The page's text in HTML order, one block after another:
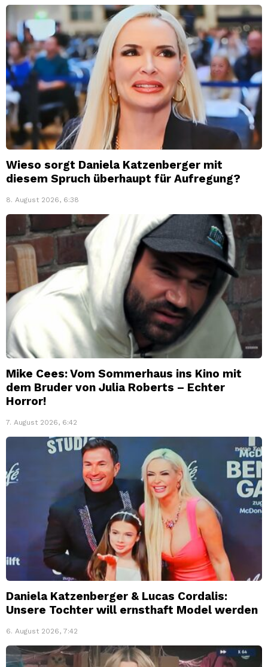
Wieso sorgt Daniela Katzenberger mit
diesem Spruch überhaupt für Aufregung?
8. August 2026, 6:38
Mike Cees: Vom Sommerhaus ins Kino mit
dem Bruder von Julia Roberts – Echter
Horror!
7. August 2026, 6:42
Daniela Katzenberger & Lucas Cordalis:
Unsere Tochter will ernsthaft Model werden
6. August 2026, 7:42